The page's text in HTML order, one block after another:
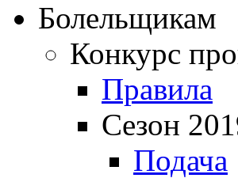
Болельщикам
Конкурс
Правила
Сезон
Подача